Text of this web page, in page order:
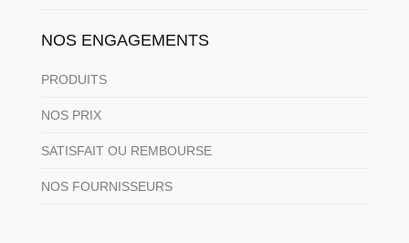
NOS ENGAGEMENTS
PRODUITS
NOS PRIX
SATISFAIT OU REMBOURSE
NOS FOURNISSEURS